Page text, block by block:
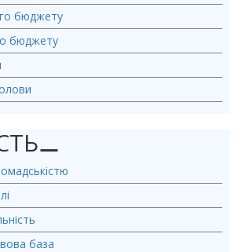
бюджету
бюджету
⚊
база